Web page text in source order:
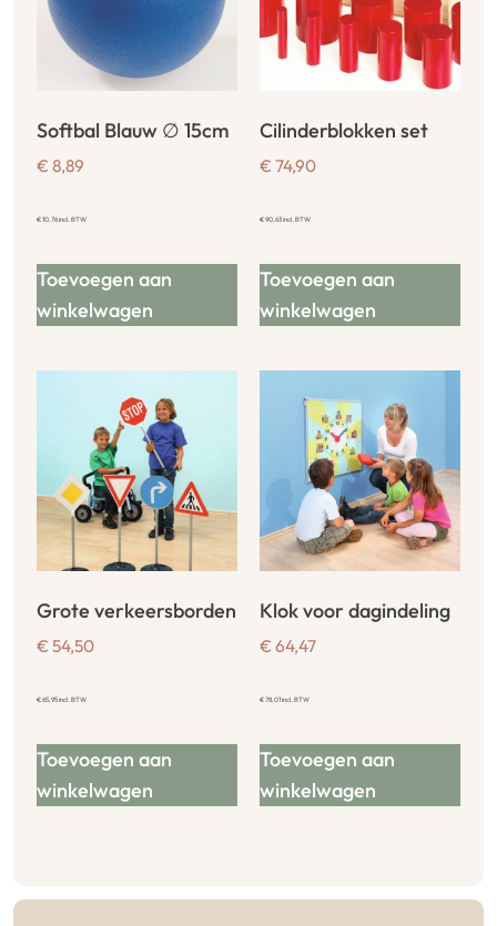
Softbal Blauw ∅ 15cm
€ 8,89
€10,76incl. BTW
Toevoegen aan
winkelwagen
Cilinderblokken set
€ 74,90
€90,63incl. BTW
Toevoegen aan
winkelwagen
Grote verkeersborden
€ 54,50
€65,95incl. BTW
Toevoegen aan
winkelwagen
Klok voor dagindeling
€ 64,47
€78,01incl. BTW
Toevoegen aan
winkelwagen